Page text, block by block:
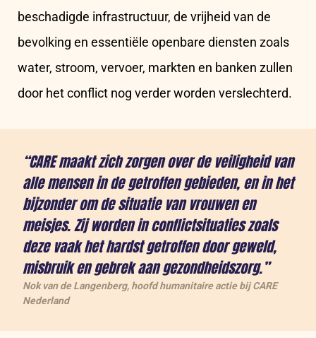
beschadigde infrastructuur, de vrijheid van de
bevolking en essentiële openbare diensten zoals
water, stroom, vervoer, markten en banken zullen
door het conflict nog verder worden verslechterd.
“CARE maakt zich zorgen over de veiligheid van
alle mensen in de getroffen gebieden, en in het
bijzonder om de situatie van vrouwen en
meisjes. Zij worden in conflictsituaties zoals
deze vaak het hardst getroffen door geweld,
misbruik en gebrek aan gezondheidszorg.”
Nok van de Langenberg, hoofd humanitaire actie bij CARE
Nederland